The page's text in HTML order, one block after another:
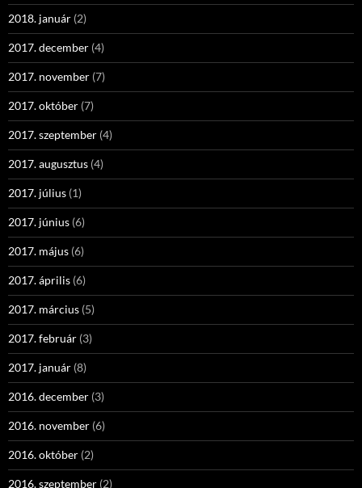
2018. január (2)
2017. december (4)
2017. november (7)
2017. október (7)
2017. szeptember (4)
2017. augusztus (4)
2017. július (1)
2017. június (6)
2017. május (6)
2017. április (6)
2017. március (5)
2017. február (3)
2017. január (8)
2016. december (3)
2016. november (6)
2016. október (2)
2016. szeptember (2)